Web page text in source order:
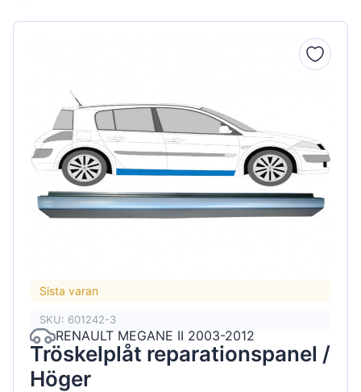
Sista varan
SKU: 601242-3
RENAULT MEGANE II 2003-2012
Tröskelplåt reparationspanel /
Höger